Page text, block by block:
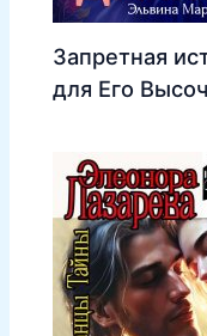
Запретная
для Его